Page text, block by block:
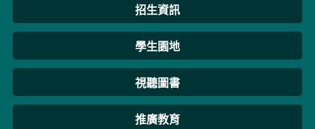
招生資訊
學生園地
視聽圖書
推廣教育